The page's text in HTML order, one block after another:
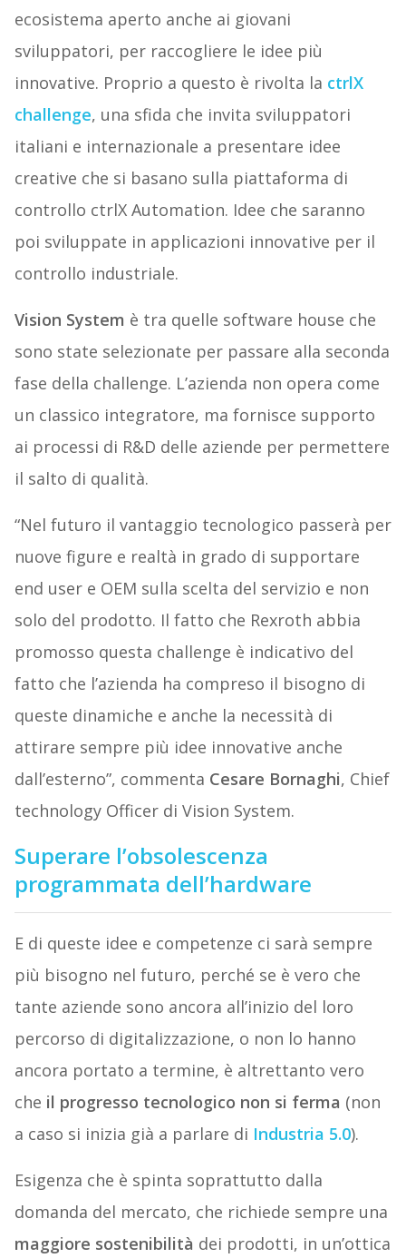
ecosistema aperto anche ai giovani
sviluppatori, per raccogliere le idee più
innovative. Proprio a questo è rivolta la ctrlX
challenge, una sfida che invita sviluppatori
italiani e internazionale a presentare idee
creative che si basano sulla piattaforma di
controllo ctrlX Automation. Idee che saranno
poi sviluppate in applicazioni innovative per il
controllo industriale.
Vision System è tra quelle software house che
sono state selezionate per passare alla seconda
fase della challenge. L’azienda non opera come
un classico integratore, ma fornisce supporto
ai processi di R&D delle aziende per permettere
il salto di qualità.
“Nel futuro il vantaggio tecnologico passerà per
nuove figure e realtà in grado di supportare
end user e OEM sulla scelta del servizio e non
solo del prodotto. Il fatto che Rexroth abbia
promosso questa challenge è indicativo del
fatto che l’azienda ha compreso il bisogno di
queste dinamiche e anche la necessità di
attirare sempre più idee innovative anche
dall’esterno”, commenta Cesare Bornaghi, Chief
technology Officer di Vision System.
Superare l’obsolescenza
programmata dell’hardware
E di queste idee e competenze ci sarà sempre
più bisogno nel futuro, perché se è vero che
tante aziende sono ancora all’inizio del loro
percorso di digitalizzazione, o non lo hanno
ancora portato a termine, è altrettanto vero
che il progresso tecnologico non si ferma (non
a caso si inizia già a parlare di Industria 5.0).
Esigenza che è spinta soprattutto dalla
domanda del mercato, che richiede sempre una
maggiore sostenibilità dei prodotti, in un’ottica